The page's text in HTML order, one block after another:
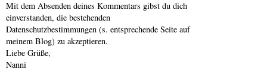
Mit dem Absenden deines Kommentars gibst du dich
einverstanden, die bestehenden
Datenschutzbestimmungen (s. entsprechende Seite auf
meinem Blog) zu akzeptieren.
Liebe Grüße,
Nanni